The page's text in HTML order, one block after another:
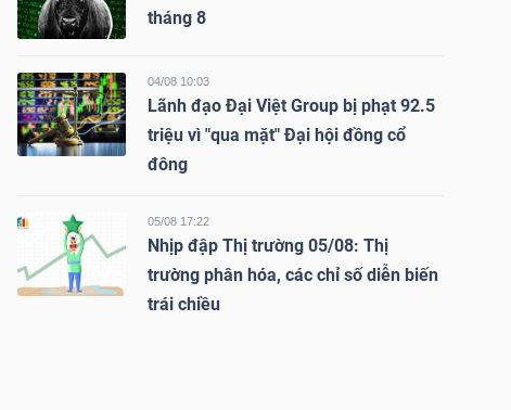
tháng 8
04/08 10:03
Lãnh đạo Đại Việt Group bị phạt 92.5
triệu vì "qua mặt" Đại hội đồng cổ
đông
05/08 17:22
Nhịp đập Thị trường 05/08: Thị
trường phân hóa, các chỉ số diễn biến
trái chiều